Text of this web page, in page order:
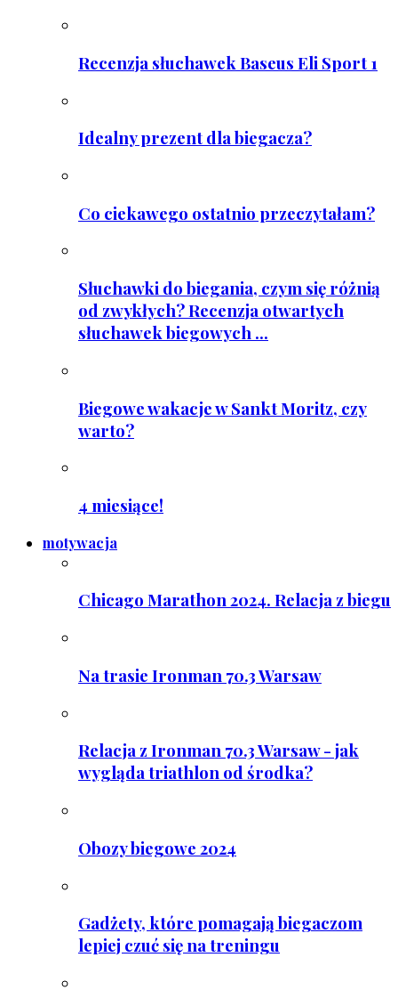
Recenzja słuchawek Baseus Eli Sport 1
Idealny prezent dla biegacza?
Co ciekawego ostatnio przeczytałam?
Słuchawki do biegania, czym się różnią
od zwykłych? Recenzja otwartych
słuchawek biegowych ...
Biegowe wakacje w Sankt Moritz, czy
warto?
4 miesiące!
motywacja
Chicago Marathon 2024. Relacja z biegu
Na trasie Ironman 70.3 Warsaw
Relacja z Ironman 70.3 Warsaw - jak
wygląda triathlon od środka?
Obozy biegowe 2024
Gadżety, które pomagają biegaczom
lepiej czuć się na treningu